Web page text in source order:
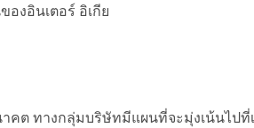
งอินเตอร์ อิเกีย
คต ทางกลุ่มบริษัทมีแผนที่จะมุ่งเน้นไปที่